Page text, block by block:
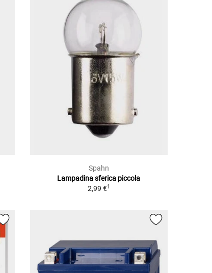
Spahn
Lampadina sferica piccola
2,99 €1